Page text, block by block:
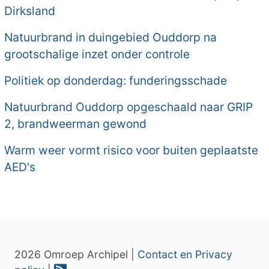
Dirksland
Natuurbrand in duingebied Ouddorp na
grootschalige inzet onder controle
Politiek op donderdag: funderingsschade
Natuurbrand Ouddorp opgeschaald naar GRIP
2, brandweerman gewond
Warm weer vormt risico voor buiten geplaatste
AED's
2026 Omroep Archipel | Contact en Privacy